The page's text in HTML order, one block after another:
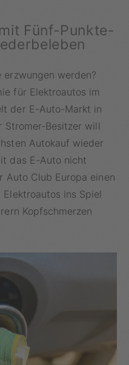
Fünf-Punkte-
werden?
für Elektroautos im
der E-Auto-Markt in
Stromer-Besitzer will
Autokauf wieder
das E-Auto nicht
Auto Club Europa einen
ins Spiel
Kopfschmerzen